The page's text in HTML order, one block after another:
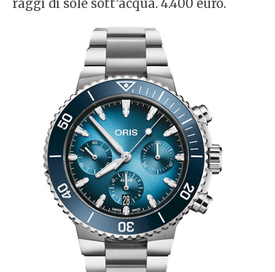
raggi di sole sott’acqua. 4.400 euro.